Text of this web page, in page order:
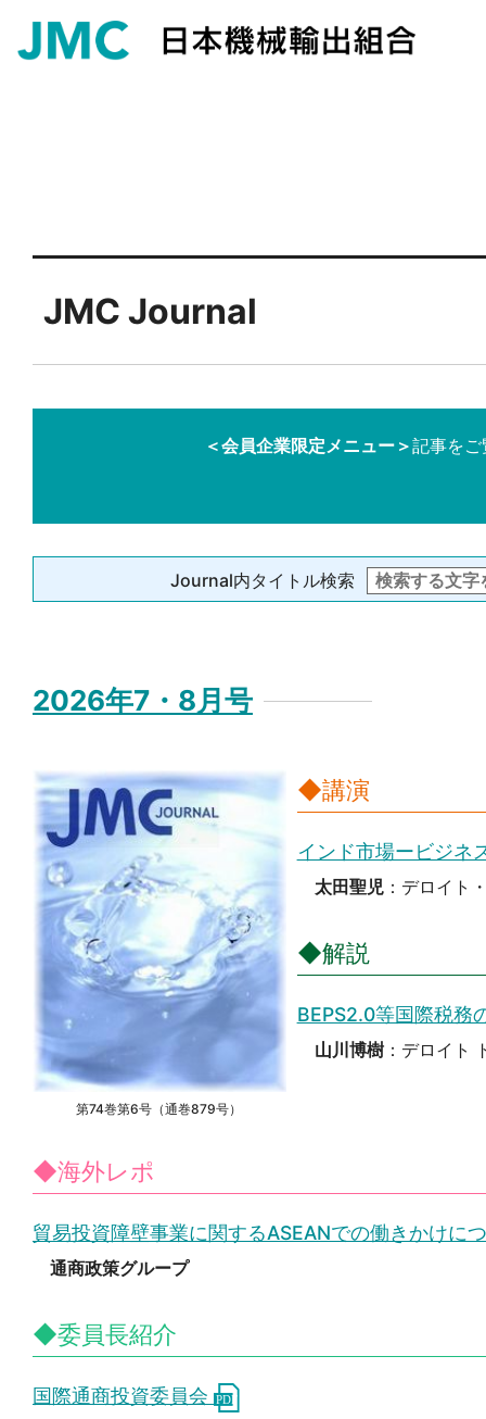
JMC Journal
＜会員企業限定メニュー＞記事を
Journal内タイトル検索
2026年7・8月号
第74巻第6号（通巻879号）
◆講演
インド市場ービジネ
太田聖児：デロイト
◆解説
BEPS2.0等国際税務
山川博樹：デロイト
◆海外レポ
貿易投資障壁事業に関するASEANでの働きかけに
通商政策グループ
◆委員長紹介
国際通商投資委員会